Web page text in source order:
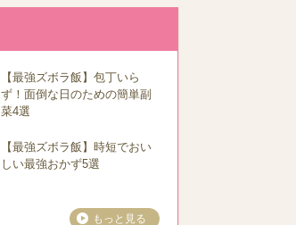
【最強ズボラ飯】包丁いら
ず！面倒な日のための簡単副
菜4選
【最強ズボラ飯】時短でおい
しい最強おかず5選
もっと見る